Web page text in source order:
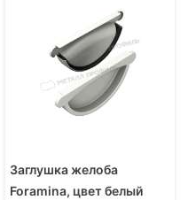
Заглушка желоба
Foramina, цвет белый